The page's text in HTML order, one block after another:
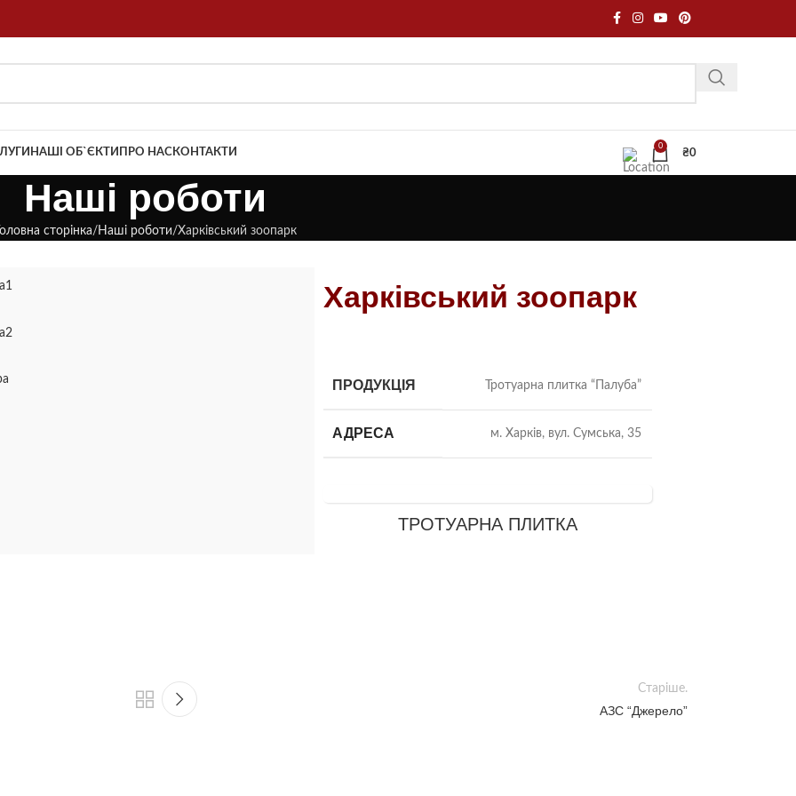
НАШІ ОБ`ЄКТИ ПРО НАСКОНТАКТИ
0
₴0
Наші роботи
Головна сторінка Наші роботи Харківський зоопарк
Харківський зоопарк
ПРОДУКЦІЯ Тротуарна плитка “Палуба”
АДРЕСА м. Харків, вул. Сумська, 35
ТРОТУАРНА ПЛИТКА
Старіше.
АЗС “Джерело”